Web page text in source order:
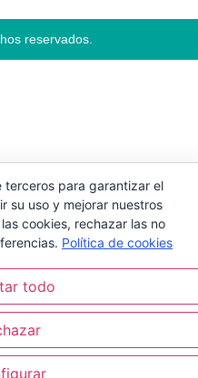
reservados.
terceros para garantizar el
su uso y mejorar nuestros
cookies, rechazar las no
Política de cookies
todo